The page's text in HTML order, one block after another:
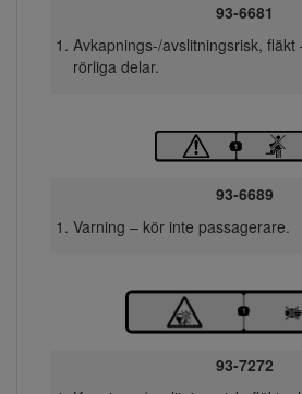
93-6681
Avkapnings-/avslitningsrisk, fläkt
rörliga delar.
93-6689
Varning – kör inte passagerare.
93-7272